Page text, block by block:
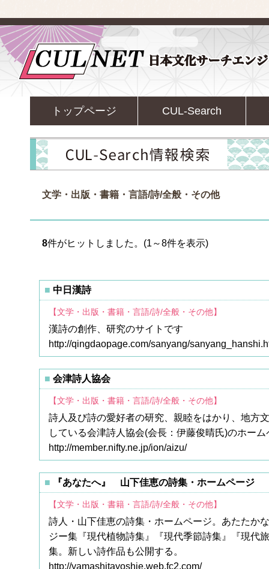
トップページ CUL-Search
文学・出版・書籍・言語/詩/全般・その他
8件がヒットしました。(1～8件を表示)
中日漢詩
【文学・出版・書籍・言語/詩/全般・その他】
漢詩の創作、研究のサイトです
http://qingdaopage.com/sanyang/
会津詩人協会
【文学・出版・書籍・言語/詩/全般・その他】
詩人及び詩の愛好者の研究、親睦をはかり、地方
している会津詩人協会(会長：伊藤俊晴氏)のホー
http://member.nifty.ne.jp/ion/aizu/
『あなたへ』 山下佳恵の詩集・ホームページ
【文学・出版・書籍・言語/詩/全般・その他】
詩人・山下佳恵の詩集・ホームページ。あたたか
ジー集『現代植物詩集』『現代季節詩集』『現代
集。新しい詩作品も公開する。
http://yamashitayoshie.web.fc2.com/